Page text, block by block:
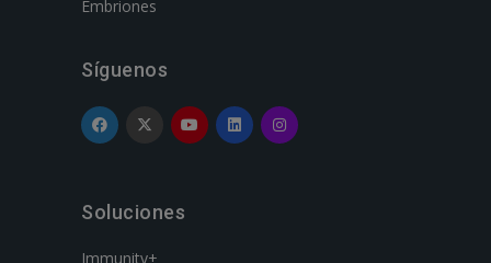
Embriones
Síguenos
Soluciones
Immunity+